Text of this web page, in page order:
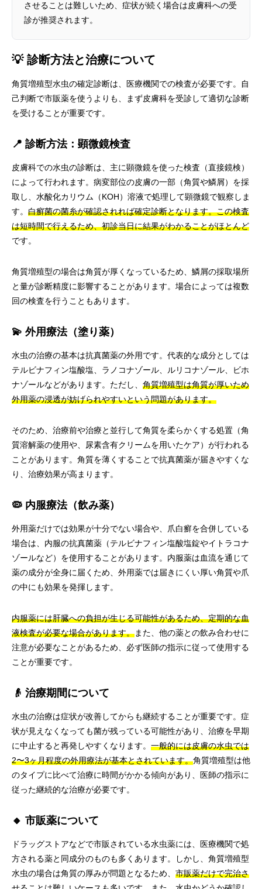
させることは難しいため、症状が続く場合は皮膚科への受
診が推奨されます。
💡 診断方法と治療について
角質増殖型水虫の確定診断は、医療機関での検査が必要です。自
己判断で市販薬を使うよりも、まず皮膚科を受診して適切な診断
を受けることが重要です。
📍 診断方法：顕微鏡検査
皮膚科での水虫の診断は、主に顕微鏡を使った検査（直接鏡検）
によって行われます。病変部位の皮膚の一部（角質や鱗屑）を採
取し、水酸化カリウム（KOH）溶液で処理して顕微鏡で観察しま
す。 白癬菌の菌糸が確認されれば確定診断となります。この検査
は短時間で行えるため、初診当日に結果がわかることがほとんど
です。
角質増殖型の場合は角質が厚くなっているため、鱗屑の採取場所
と量が診断精度に影響することがあります。場合によっては複数
回の検査を行うこともあります。
💫 外用療法（塗り薬）
水虫の治療の基本は抗真菌薬の外用です。代表的な成分としては
テルビナフィン塩酸塩、ラノコナゾール、ルリコナゾール、ビホ
ナゾールなどがあります。ただし、 角質増殖型は角質が厚いため
外用薬の浸透が妨げられやすいという問題があります。
そのため、治療前や治療と並行して角質を柔らかくする処置（角
質溶解薬の使用や、尿素含有クリームを用いたケア）が行われる
ことがあります。角質を薄くすることで抗真菌薬が届きやすくな
り、治療効果が高まります。
🦠 内服療法（飲み薬）
外用薬だけでは効果が十分でない場合や、爪白癬を合併している
場合は、内服の抗真菌薬（テルビナフィン塩酸塩錠やイトラコナ
ゾールなど）を使用することがあります。内服薬は血流を通じて
薬の成分が全身に届くため、外用薬では届きにくい厚い角質や爪
の中にも効果を発揮します。
内服薬には肝臓への負担が生じる可能性があるため、定期的な血
液検査が必要な場合があります。また、他の薬との飲み合わせに
注意が必要なことがあるため、必ず医師の指示に従って使用する
ことが重要です。
👴 治療期間について
水虫の治療は症状が改善してからも継続することが重要です。症
状が見えなくなっても菌が残っている可能性があり、治療を早期
に中止すると再発しやすくなります。 一般的には皮膚の水虫では
2〜3ヶ月程度の外用療法が基本とされています。角質増殖型は他
のタイプに比べて治療に時間がかかる傾向があり、医師の指示に
従った継続的な治療が必要です。
🔸 市販薬について
ドラッグストアなどで市販されている水虫薬には、医療機関で処
方される薬と同成分のものも多くあります。しかし、角質増殖型
水虫の場合は角質の厚みが問題となるため、 市販薬だけで完治さ